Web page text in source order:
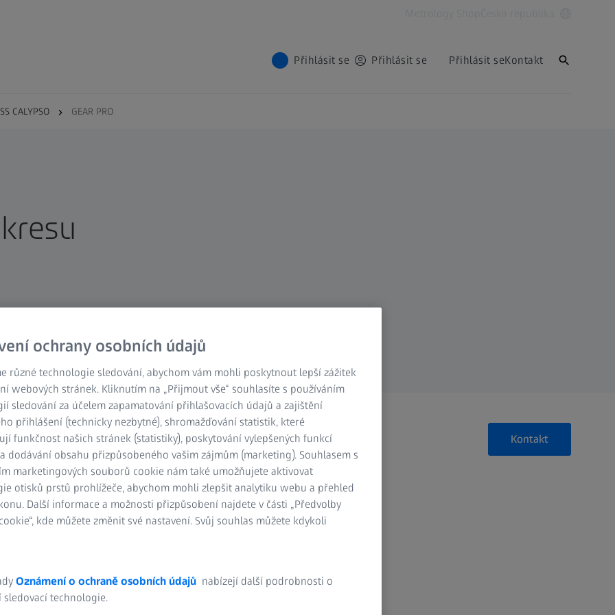
Přihlásit se Přihlásit se Přihlásit seKontakt
CALYPSO GEAR PRO
Kontakt
měřicím stroji
síly prakticky beze ztrát a s nízkou hlučností. Přesnost
měření ozubených kol na souřadnicových měřicích strojích.
ochrany osobních údajů
různé technologie sledování, abychom vám mohli poskytnout lepší zážitek
webových stránek. Kliknutím na „Přijmout vše“ souhlasíte s používáním
sledování za účelem zapamatování přihlašovacích údajů a zajištění
přihlášení (technicky nezbytné), shromažďování statistik, které
funkčnost našich stránek (statistiky), poskytování vylepšených funkcí
dodávání obsahu přizpůsobeného vašim zájmům (marketing). Souhlasem s
marketingových souborů cookie nám také umožňujete aktivovat
otisků prstů prohlížeče, abychom mohli zlepšit analytiku webu a přehled
Další informace a možnosti přizpůsobení najdete v části „Předvolby
kde můžete změnit své nastavení. Svůj souhlas můžete kdykoli
Oznámení o ochraně osobních údajů nabízejí další podrobnosti o
sledovací technologie.